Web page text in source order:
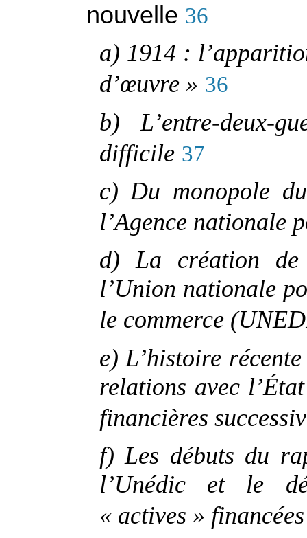
nouvelle 36
a) 1914 :
d’œuvre » 36
b) L’entre-deux-
difficile 37
c) Du monopole
l’Agence nationale
d) La création de
l’Union nationale
le commerce
e) L’histoire
relations avec
financières
f) Les débuts du
l’Unédic et le
« actives »